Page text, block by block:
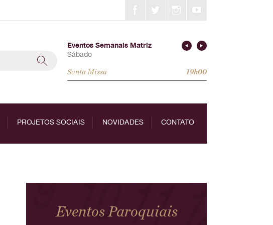
Eventos Semanais Matriz
Sábado
Santa Missa 19h00
PROJETOS SOCIAIS NOVIDADES CONTATO
Eventos Paroquiais